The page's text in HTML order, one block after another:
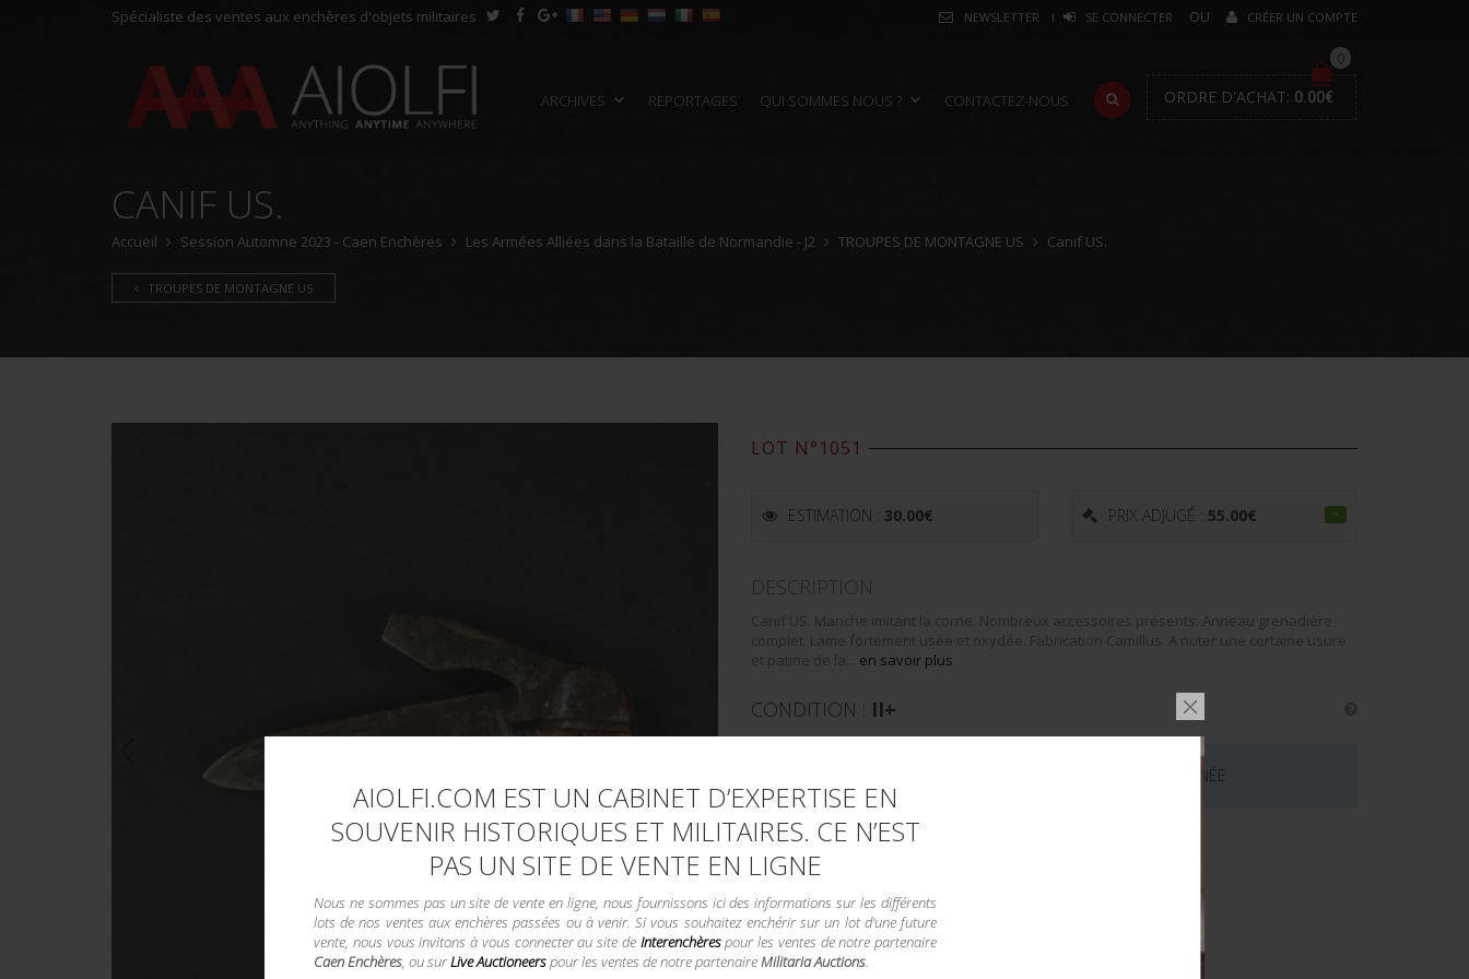
AIOLFI.COM EST UN CABINET D’EXPERTISE EN
SOUVENIR HISTORIQUES ET MILITAIRES. CE N’EST
PAS UN SITE DE VENTE EN LIGNE
Nous ne sommes pas un site de vente en ligne, nous fournissons ici des informations sur les différents
lots de nos ventes aux enchères passées ou à venir. Si vous souhaitez enchérir sur un lot d'une future
vente, nous vous invitons à vous connecter au site de Interenchèrespour les ventes de notre partenaire
Caen Enchères, ou surLive Auctioneerspour les ventes de notre partenaireMilitaria Auctions.
Spécialiste des ventes aux enchères d'objets militaires NEWSLETTER SE CONNECTER CRÉER UN COMPTE
ARCHIVES REPORTAGES QUI SOMMES NOUS ? CONTACTEZ-NOUS
0
ORDRE D'ACHAT: 0.00€
CANIF US.
Accueil Session Automne 2023 - Caen Enchères Les Armées Alliées dans la Bataille de Normandie - J2 TROUPES DE MONTAGNE US Canif US.
TROUPES DE MONTAGNE US
LOT N°1051
ESTIMATION : 30.00€ PRIX ADJUGÉ : 55.00€
DESCRIPTION
Canif US. Manche imitant la corne. Nombreux accessoires présents. Anneau grenadière
complet. Lame fortement usée et oxydée. Fabrication Camillus. A noter une certaine usure
et patine de la... en savoir plus
CONDITION : II+
LA VENTE DE CE LOT EST MAINTENANT TERMINÉE
Demande d'informations complémentaires
Envoyer par email
UGS :C0616/539
Catégorie :TROUPES DE MONTAGNE US